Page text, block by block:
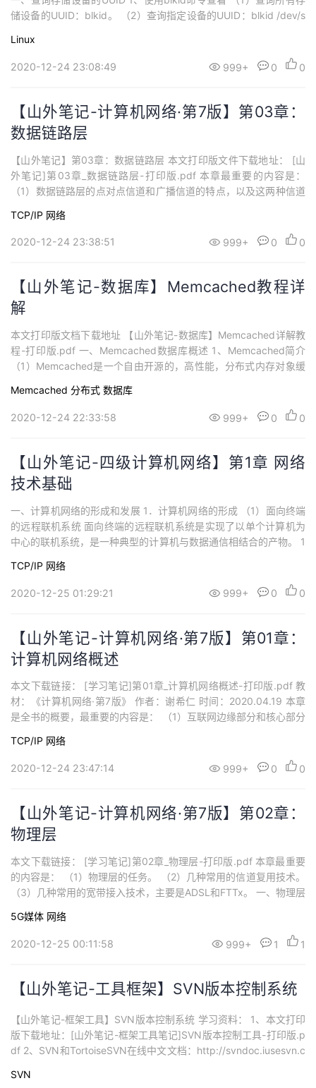
储设备的UUID：blkid。 （2）查询指定设备的UUID：blkid /dev/s
="ntfs" /dev/sdb1:...
Linux
2020-12-24 23:08:49 999+ 0 0
【山外笔记-计算机网络·第7版】第03章：
数据链路层
【山外笔记】第03章：数据链路层 本文打印版文件下载地址： [山
外笔记]第03章_数据链路层-打印版.pdf 本章最重要的内容是：
（1）数据链路层的点对点信道和广播信道的特点，以及这两种信道
链路层的三个基本问题：封装成帧、透明传输和差错检测。 （3）
以太网MAC层的硬件地址。 （4）适配器、转发器、集线器、...
TCP/IP 网络
2020-12-24 23:38:51 999+ 0 0
【山外笔记-数据库】Memcached教程详
解
本文打印版文档下载地址 【山外笔记-数据库】Memcached详解教
程-打印版.pdf 一、Memcached数据库概述 1、Memcached简介
（1）Memcached是一个自由开源的，高性能，分布式内存对象缓
式的数据。 （2）Memcached本质上是一个基于内存的key-value
存储系统，用来存储小块的...
Memcached 分布式 数据库
2020-12-24 22:33:58 999+ 0 0
【山外笔记-四级计算机网络】第1章 网络
技术基础
一、计算机网络的形成和发展 1．计算机网络的形成 （1）面向终端
的远程联机系统 面向终端的远程联机系统是实现了以单个计算机为
中心的联机系统，是一种典型的计算机与数据通信相结合的产物。 1
信线路组建的广域网 ARPANET，通常称为ARPA网，通过有线、无
线与卫星通信线路，使网络覆盖从美国本土到欧...
TCP/IP 网络
2020-12-25 01:29:21 999+ 0 0
【山外笔记-计算机网络·第7版】第01章：
计算机网络概述
本文下载链接： [学习笔记]第01章_计算机网络概述-打印版.pdf 教
材：《计算机网络·第7版》 作者：谢希仁 时间：2020.04.19 本章
是全书的概要，最重要的内容是： （1）互联网边缘部分和核心部分
（3）计算机网络分层次的体系结构，包含协议和服务的概念。
一、计算机网络在信息时代中的作用 1、21世纪的...
TCP/IP 网络
2020-12-24 23:47:14 999+ 0 0
【山外笔记-计算机网络·第7版】第02章：
物理层
本文下载链接： [学习笔记]第02章_物理层-打印版.pdf 本章最重要
的内容是： （1）物理层的任务。 （2）几种常用的信道复用技术。
（3）几种常用的宽带接入技术，主要是ADSL和FTTx。 一、物理层
体上传输数据比特流，而不是指具体的传输媒体。 （2）物理层的作
用是尽可能地屏蔽掉传输媒体和通信手段的差异。 ...
5G媒体 网络
2020-12-25 00:11:58 999+ 1 1
【山外笔记-工具框架】SVN版本控制系统
【山外笔记-框架工具】SVN版本控制系统 学习资料： 1、本文打印
版下载地址：[山外笔记-框架工具笔记]SVN版本控制工具-打印版.p
df 2、SVN和TortoiseSVN在线中文文档：http://svndoc.iusesvn.c
utorial.html 4、SVN中文手册...
SVN